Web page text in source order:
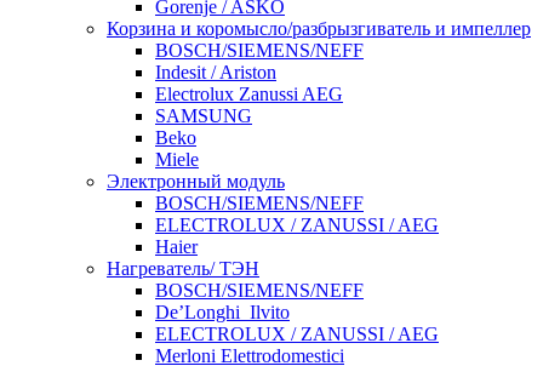
Gorenje / ASKO
Корзина и коромысло/разбрызгиватель и импеллер
BOSCH/SIEMENS/NEFF
Indesit / Ariston
Electrolux Zanussi AEG
SAMSUNG
Beko
Miele
Электронный модуль
BOSCH/SIEMENS/NEFF
ELECTROLUX / ZANUSSI / AEG
Haier
Нагреватель/ ТЭН
BOSCH/SIEMENS/NEFF
De’Longhi_Ilvito
ELECTROLUX / ZANUSSI / AEG
Merloni Elettrodomestici